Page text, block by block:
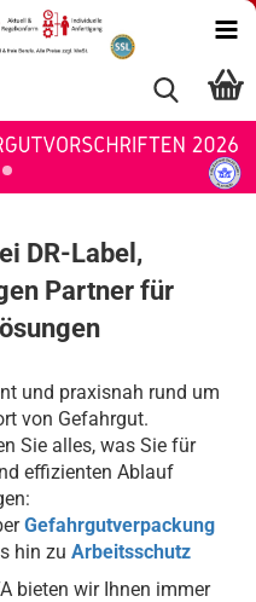
DR-Label,
Partner für
und praxisnah rund um
von Gefahrgut.
Sie alles, was Sie für
effizienten Ablauf
Gefahrgutverpackung
hin zu Arbeitsschutz
bieten wir Ihnen immer